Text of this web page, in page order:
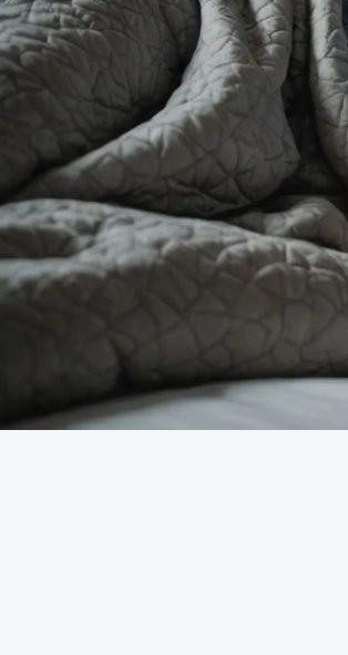
Optimisez
essentiels